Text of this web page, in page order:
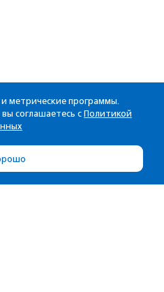
метрические программы.
соглашаетесь с Политикой